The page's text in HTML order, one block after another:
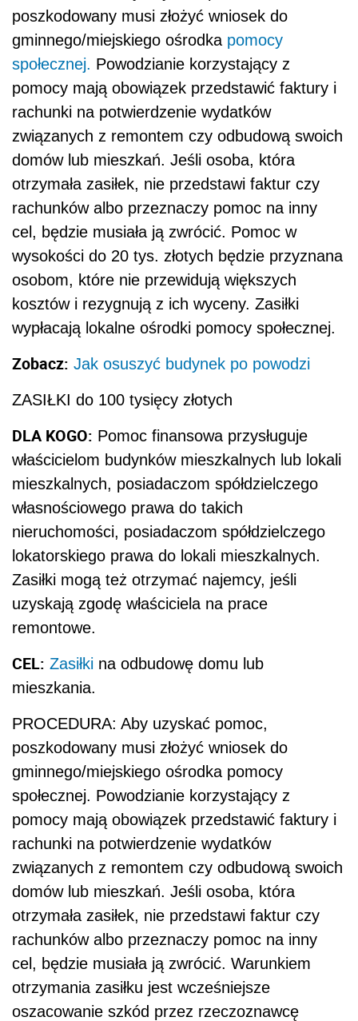
poszkodowany musi złożyć wniosek do
gminnego/miejskiego ośrodka pomocy
społecznej. Powodzianie korzystający z
pomocy mają obowiązek przedstawić faktury i
rachunki na potwierdzenie wydatków
związanych z remontem czy odbudową swoich
domów lub mieszkań. Jeśli osoba, która
otrzymała zasiłek, nie przedstawi faktur czy
rachunków albo przeznaczy pomoc na inny
cel, będzie musiała ją zwrócić. Pomoc w
wysokości do 20 tys. złotych będzie przyznana
osobom, które nie przewidują większych
kosztów i rezygnują z ich wyceny. Zasiłki
wypłacają lokalne ośrodki pomocy społecznej.
Zobacz: Jak osuszyć budynek po powodzi
ZASIŁKI do 100 tysięcy złotych
DLA KOGO: Pomoc finansowa przysługuje
właścicielom budynków mieszkalnych lub lokali
mieszkalnych, posiadaczom spółdzielczego
własnościowego prawa do takich
nieruchomości, posiadaczom spółdzielczego
lokatorskiego prawa do lokali mieszkalnych.
Zasiłki mogą też otrzymać najemcy, jeśli
uzyskają zgodę właściciela na prace
remontowe.
CEL: Zasiłki na odbudowę domu lub
mieszkania.
PROCEDURA: Aby uzyskać pomoc,
poszkodowany musi złożyć wniosek do
gminnego/miejskiego ośrodka pomocy
społecznej. Powodzianie korzystający z
pomocy mają obowiązek przedstawić faktury i
rachunki na potwierdzenie wydatków
związanych z remontem czy odbudową swoich
domów lub mieszkań. Jeśli osoba, która
otrzymała zasiłek, nie przedstawi faktur czy
rachunków albo przeznaczy pomoc na inny
cel, będzie musiała ją zwrócić. Warunkiem
otrzymania zasiłku jest wcześniejsze
oszacowanie szkód przez rzeczoznawcę